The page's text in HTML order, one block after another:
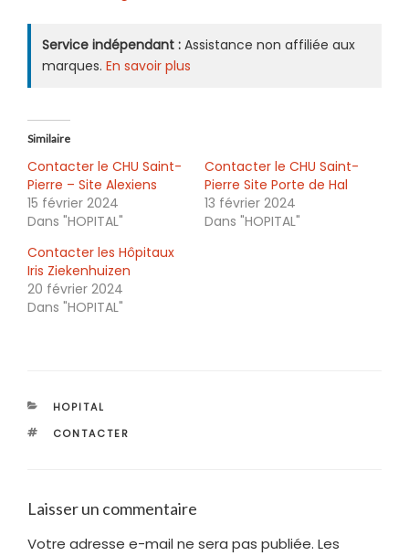
Service indépendant : Assistance non affiliée aux
marques. En savoir plus
Similaire
Contacter le CHU Saint-
Pierre – Site Alexiens
15 février 2024
Dans "HOPITAL"
Contacter le CHU Saint-
Pierre Site Porte de Hal
13 février 2024
Dans "HOPITAL"
Contacter les Hôpitaux
Iris Ziekenhuizen
20 février 2024
Dans "HOPITAL"
CATÉGORIES
HOPITAL
ÉTIQUETTES
CONTACTER
Laisser un commentaire
Votre adresse e-mail ne sera pas publiée. Les